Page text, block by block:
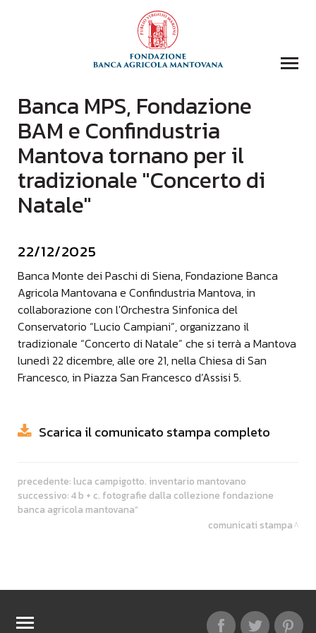
COLLEZIONI
BIBLIOTECA
FONDAZIONE
EVENTI E STORIE
DOMANDA CONTRIBUTI
DONAZIONI
CONTATTI
CERCA
Banca MPS, Fondazione
BAM e Confindustria
Mantova tornano per il
tradizionale "Concerto di
Natale"
22/12/2025
Banca Monte dei Paschi di Siena, Fondazione Banca
Agricola Mantovana e Confindustria Mantova, in
collaborazione con l'Orchestra Sinfonica del
Conservatorio “Lucio Campiani”, organizzano il
tradizionale “Concerto di Natale” che si terrà a Mantova
lunedì 22 dicembre, alle ore 21, nella Chiesa di San
Francesco, in Piazza San Francesco d’Assisi 5.
Scarica il comunicato stampa completo
precedente: luca campigotto. inventario mantovano
successivo: 4 b + c. fotografie dalla collezione fondazione
banca agricola mantovana”
comunicati stampa